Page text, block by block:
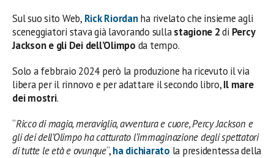
Sul suo sito Web, Rick Riordanha rivelato che insieme agli
sceneggiatori stava già lavorando sullastagione 2di Percy
Jackson e gli Dei dell’Olimpo da tempo.
Solo a febbraio 2024 però la produzione ha ricevuto il via
libera per il rinnovo e per adattare il secondo libro,Il mare
dei mostri.
“Ricco di magia, meraviglia, avventura e cuore, Percy Jackson e
gli dei dell’Olimpo ha catturato l’immaginazione degli spettatori
di tutte le età e ovunque“,ha dichiarato la presidentessa della